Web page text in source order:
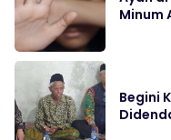
Minum
Begini